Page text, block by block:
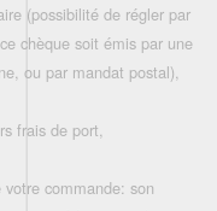
(possibilité de régler par
chèque soit émis par une
ou par mandat postal),
frais de port,
commande: son